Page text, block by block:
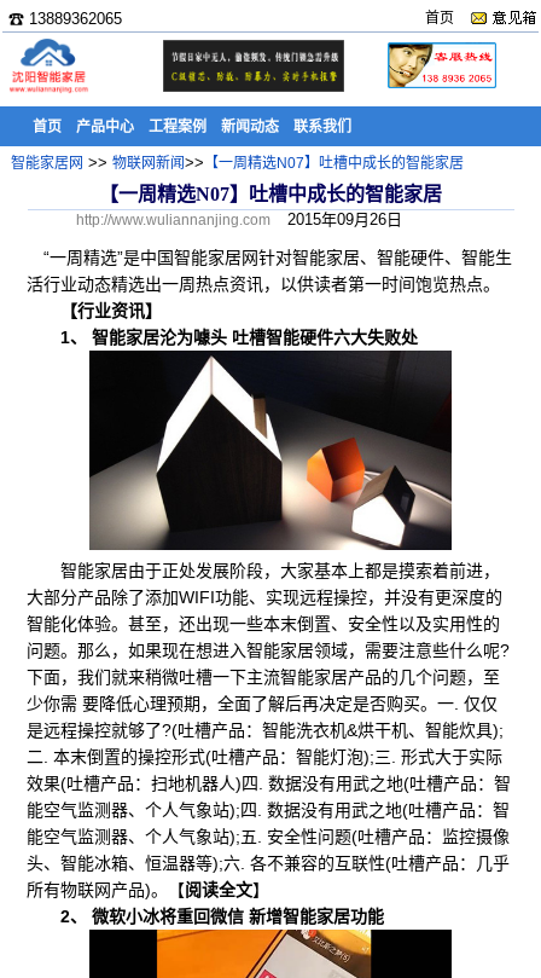
☎ 13889362065 首页
首页 产品中心 工程案例 新闻动态 联系我们
智能家居网 >> 物联网新闻>> 【一周精选N07】吐槽中成长的智能家居
【一周精选N07】吐槽中成长的智能家居
http://www.wuliannanjing.com 2015年09月26日
“一周精选”是中国智能家居网针对智能家居、智能硬件、智能生
活行业动态精选出一周热点资讯，以供读者第一时间饱览热点。
【行业资讯】
1、 智能家居沦为噱头 吐槽智能硬件六大失败处
智能家居由于正处发展阶段，大家基本上都是摸索着前进，
大部分产品除了添加WIFI功能、实现远程操控，并没有更深度的
智能化体验。甚至，还出现一些本末倒置、安全性以及实用性的
问题。那么，如果现在想进入智能家居领域，需要注意些什么呢?
下面，我们就来稍微吐槽一下主流智能家居产品的几个问题，至
少你需 要降低心理预期，全面了解后再决定是否购买。一. 仅仅
是远程操控就够了?(吐槽产品：智能洗衣机&烘干机、智能炊具);
二. 本末倒置的操控形式(吐槽产品：智能灯泡);三. 形式大于实际
效果(吐槽产品：扫地机器人)四. 数据没有用武之地(吐槽产品：智
能空气监测器、个人气象站);四. 数据没有用武之地(吐槽产品：智
能空气监测器、个人气象站);五. 安全性问题(吐槽产品：监控摄像
头、智能冰箱、恒温器等);六. 各不兼容的互联性(吐槽产品：几乎
所有物联网产品)。【阅读全文】
2、 微软小冰将重回微信 新增智能家居功能